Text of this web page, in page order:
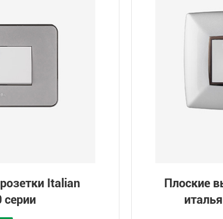
Italian
серии
Плоские